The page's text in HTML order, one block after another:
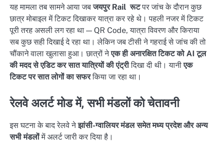
यह मामला तब सामने आया जबजयपुर Rail रूटपर जांच के दौरान कुछ
छात्र मोबाइल में टिकट दिखाकर यात्रा कर रहे थे। पहली नजर में टिकट
पूरी तरह असली लग रहा था — QR Code, यात्रा विवरण और किराया
सब कुछ सही दिखाई दे रहा था। लेकिन जब टीसी ने गहराई से जांच की तो
चौंकाने वाला खुलासा हुआ। छात्रों नेएक ही अनारक्षित टिकट को AI टूल
की मदद से एडिट कर सात यात्रियों की एंट्रीदिखा दी थी। यानीएक
टिकट पर सात लोगों का सफरकिया जा रहा था।
रेलवे अलर्ट मोड में, सभी मंडलों को चेतावनी
इस घटना के बाद रेलवे नेझांसी-ग्वालियर मंडल समेत मध्य प्रदेश और अन्य
सभी मंडलोंमें अलर्ट जारी कर दिया है।